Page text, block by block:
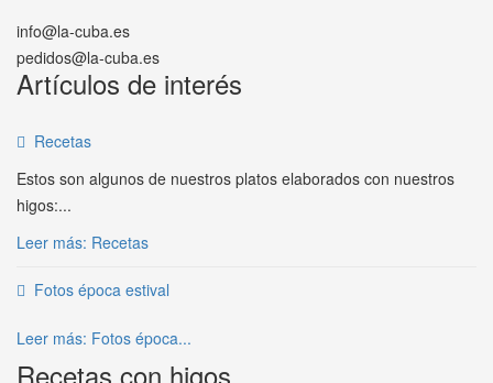
info@la-cuba.es
pedidos@la-cuba.es
Artículos de interés
Recetas
Estos son algunos de nuestros platos elaborados con nuestros
higos:...
Leer más: Recetas
Fotos época estival
Leer más: Fotos época...
Recetas con higos